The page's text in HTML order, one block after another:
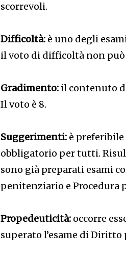
scorrevoli.
Difficoltà: è uno degli
il voto di difficoltà non può
Gradimento: il contenuto
Il voto è 8.
Suggerimenti: è
obbligatorio per tutti.
sono già preparati esami
penitenziario e Procedura
Propedeuticità: occorre
superato l’esame di Diritto